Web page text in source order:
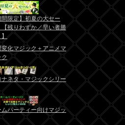
間限定】初夏の大セー
【残りわずか／早い者勝
】
化マジック＋アニメマ
ナネタ・マジックシリー
ムパーティー向けマジッ